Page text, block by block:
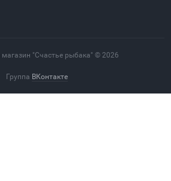
"Счастье рыбака" © 2026
Группа ВКонтакте